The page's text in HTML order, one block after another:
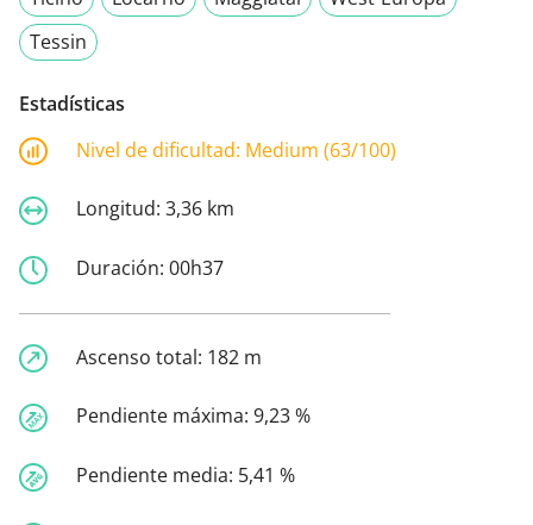
Tessin
Estadísticas
Nivel de dificultad: Medium (63/100)
Longitud: 3,36 km
Duración: 00h37
Ascenso total: 182 m
Pendiente máxima: 9,23 %
Pendiente media: 5,41 %